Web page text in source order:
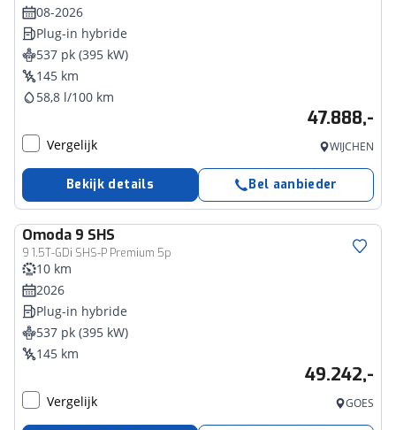
08-2026
Plug-in hybride
537 pk (395 kW)
145 km
58,8 l/100 km
47.888,-
Vergelijk WIJCHEN
Bekijk details Bel aanbieder
Omoda 9 SHS
9 1.5T-GDi SHS-P Premium 5p
10 km
2026
Plug-in hybride
537 pk (395 kW)
145 km
49.242,-
Vergelijk GOES